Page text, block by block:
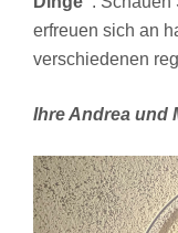
erfreuen sich an
verschiedenen
Ihre Andrea und